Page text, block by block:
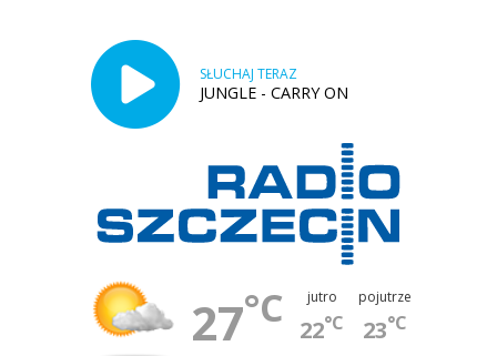
SŁUCHAJ TERAZ
JUNGLE - CARRY ON
27°C jutro
22°C
pojutrze
23°C